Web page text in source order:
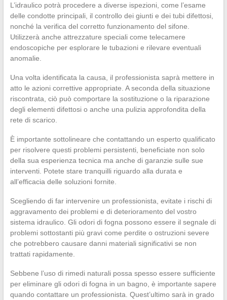
L’idraulico potrà procedere a diverse ispezioni, come l’esame
delle condotte principali, il controllo dei giunti e dei tubi difettosi,
nonché la verifica del corretto funzionamento del sifone.
Utilizzerà anche attrezzature speciali come telecamere
endoscopiche per esplorare le tubazioni e rilevare eventuali
anomalie.
Una volta identificata la causa, il professionista saprà mettere in
atto le azioni correttive appropriate. A seconda della situazione
riscontrata, ciò può comportare la sostituzione o la riparazione
degli elementi difettosi o anche una pulizia approfondita della
rete di scarico.
È importante sottolineare che contattando un esperto qualificato
per risolvere questi problemi persistenti, beneficiate non solo
della sua esperienza tecnica ma anche di garanzie sulle sue
interventi. Potete stare tranquilli riguardo alla durata e
all’efficacia delle soluzioni fornite.
Scegliendo di far intervenire un professionista, evitate i rischi di
aggravamento dei problemi e di deterioramento del vostro
sistema idraulico. Gli odori di fogna possono essere il segnale di
problemi sottostanti più gravi come perdite o ostruzioni severe
che potrebbero causare danni materiali significativi se non
trattati rapidamente.
Sebbene l’uso di rimedi naturali possa spesso essere sufficiente
per eliminare gli odori di fogna in un bagno, è importante sapere
quando contattare un professionista. Quest’ultimo sarà in grado